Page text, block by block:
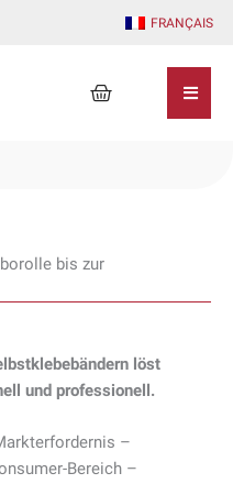
FRANÇAIS
Warenkorb
bis zur
löst
und professionell.
–
Bereich –